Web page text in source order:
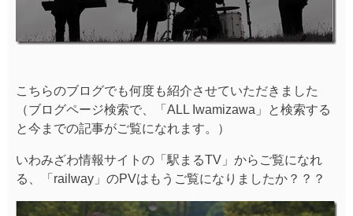
こちらのブログでも何度も紹介させていただきました
（ブログページ検索で、「ALL Iwamizawa」と検索する
と今までの記事がご覧になれます。）
いわみざわ情報サイトの「駅まるTV」からご覧になれ
る、「railway」のPVはもうご覧になりましたか？？？